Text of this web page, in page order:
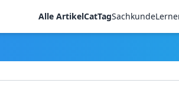
Alle ArtikelCatTagSachkunde